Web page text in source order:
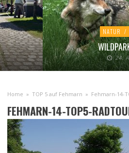
NATUR /
24.
Home » TOP 5 auf Fehmarn » Fehmarn-14-
FEHMARN-14-TOP5-